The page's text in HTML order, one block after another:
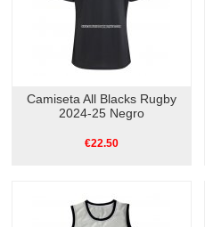
Camiseta All Blacks Rugby
2024-25 Negro
€22.50